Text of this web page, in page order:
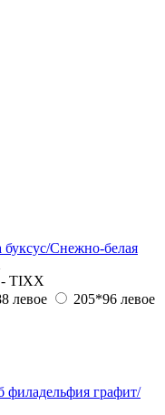
Снежно-белая
- TIXX
левое
205*96 левое